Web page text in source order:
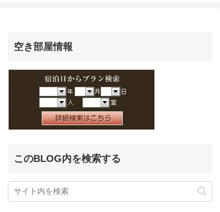
空き部屋情報
このBLOG内を検索する